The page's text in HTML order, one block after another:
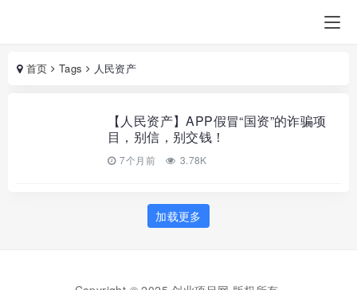
首页 Tags 人民资产
【人民资产】APP假冒“国资”的诈骗项
目，别信，别交钱！
7个月前 3.78K
加载更多